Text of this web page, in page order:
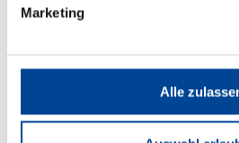
Marketing
Alle